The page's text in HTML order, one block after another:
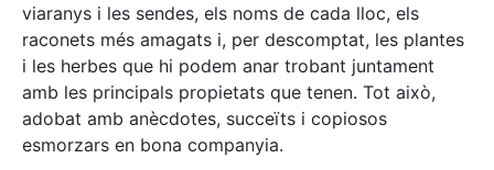
viaranys i les sendes, els noms de cada lloc, els
raconets més amagats i, per descomptat, les plantes
i les herbes que hi podem anar trobant juntament
amb les principals propietats que tenen. Tot això,
adobat amb anècdotes, succeïts i copiosos
esmorzars en bona companyia.